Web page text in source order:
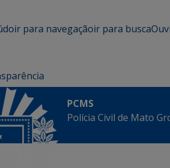
ir para navegaçãoir para busca
PCMS
Polícia Civil de Mato